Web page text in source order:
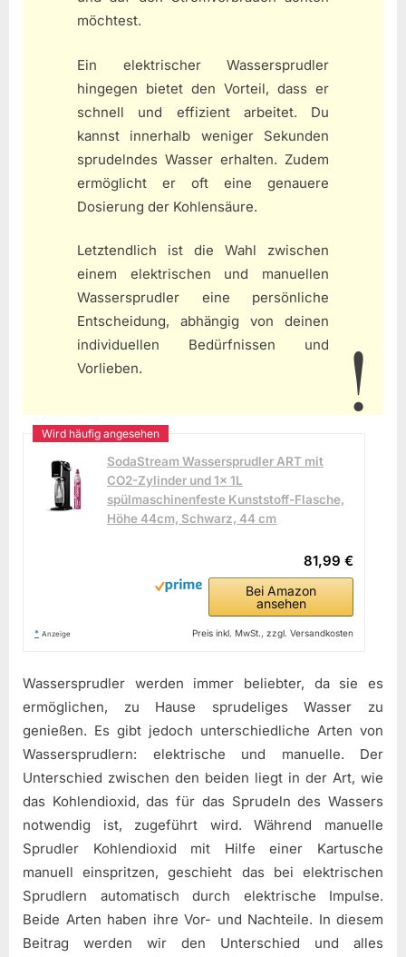
möchtest.
Ein elektrischer Wassersprudler
hingegen bietet den Vorteil, dass er
schnell und effizient arbeitet. Du
kannst innerhalb weniger Sekunden
sprudelndes Wasser erhalten. Zudem
ermöglicht er oft eine genauere
Dosierung der Kohlensäure.
Letztendlich ist die Wahl zwischen
einem elektrischen und manuellen
Wassersprudler eine persönliche
Entscheidung, abhängig von deinen
individuellen Bedürfnissen und
Vorlieben.
SodaStream Wassersprudler ART mit
CO2-Zylinder und 1x 1L
spülmaschinenfeste Kunststoff-Flasche,
Höhe 44cm, Schwarz, 44 cm
81,99 €
Bei Amazon
ansehen
* Anzeige Preis inkl. MwSt., zzgl. Versandkosten
Wassersprudler werden immer beliebter, da sie es
ermöglichen, zu Hause sprudeliges Wasser zu
genießen. Es gibt jedoch unterschiedliche Arten von
Wassersprudlern: elektrische und manuelle. Der
Unterschied zwischen den beiden liegt in der Art, wie
das Kohlendioxid, das für das Sprudeln des Wassers
notwendig ist, zugeführt wird. Während manuelle
Sprudler Kohlendioxid mit Hilfe einer Kartusche
manuell einspritzen, geschieht das bei elektrischen
Sprudlern automatisch durch elektrische Impulse.
Beide Arten haben ihre Vor- und Nachteile. In diesem
Beitrag werden wir den Unterschied und alles